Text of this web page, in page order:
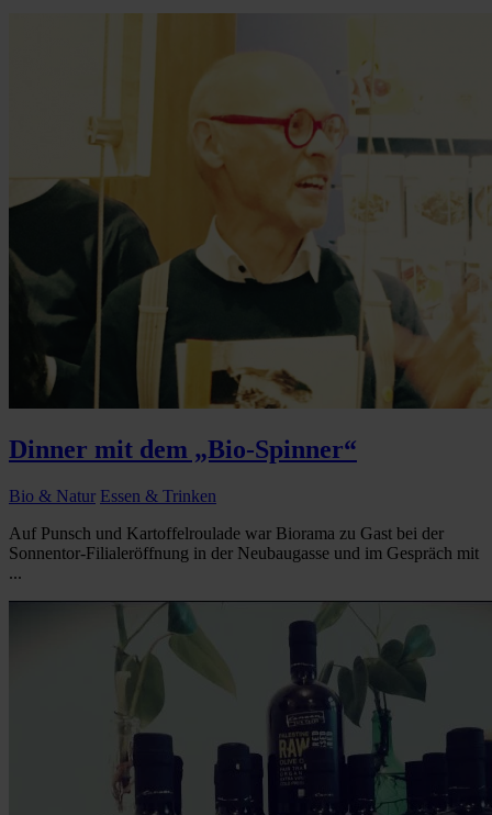
Dinner mit dem „Bio-Spinner“
Bio & Natur Essen & Trinken
Auf Punsch und Kartoffelroulade war Biorama zu Gast bei der
Sonnentor-Filialeröffnung in der Neubaugasse und im Gespräch mit
...